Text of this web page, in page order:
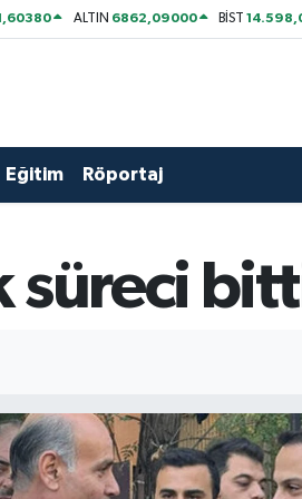
ALTIN 6862,09000 BİST
Eğitim Röportaj
süreci